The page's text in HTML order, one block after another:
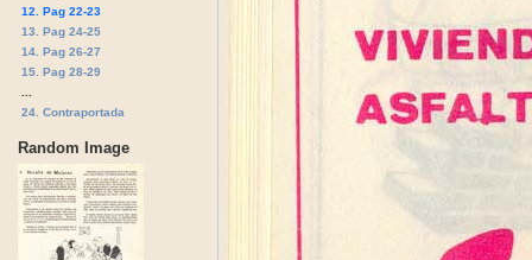
12. Pag 22-23
13. Pag 24-25
14. Pag 26-27
15. Pag 28-29
24. Contraportada
Random Image